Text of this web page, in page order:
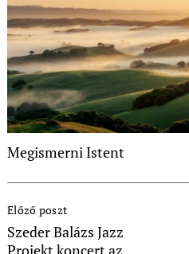
Megismerni Istent
Navigation
Előző poszt
Szeder Balázs Jazz
Projekt koncert az